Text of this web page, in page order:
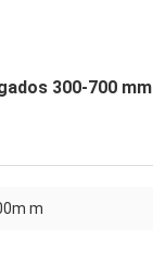
300-700 mm
m